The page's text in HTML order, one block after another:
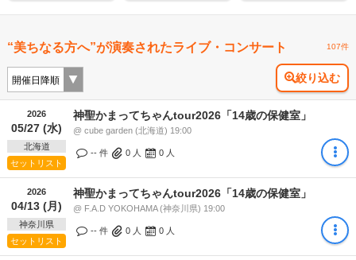
“美ちなる方へ”が演奏されたライブ・コンサート 107件
絞り込む
2026
05/27 (水)
北海道
セットリスト
神聖かまってちゃんtour2026「14歳の保健室」
@ cube garden (北海道) 19:00
-- 件 0 人 0 人
2026
04/13 (月)
神奈川県
セットリスト
神聖かまってちゃんtour2026「14歳の保健室」
@ F.A.D YOKOHAMA (神奈川県) 19:00
-- 件 0 人 0 人